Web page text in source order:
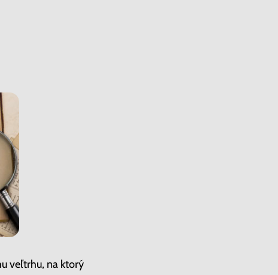
veľtrhu, na ktorý